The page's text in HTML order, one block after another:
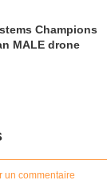
Champions
MALE drone
un commentaire